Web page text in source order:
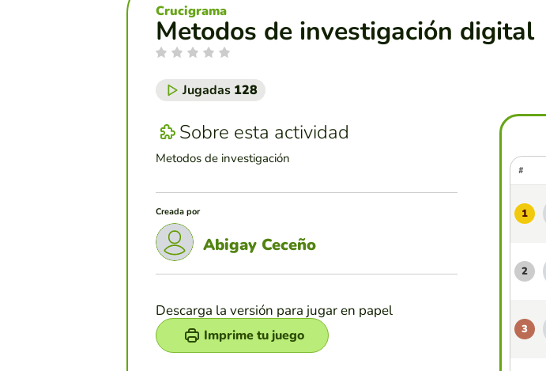
Metodos de investigación digital
Crucigrama
Jugadas 128
Sobre esta actividad
Metodos de investigación
Creada por
Abigay Ceceño
Descarga la versión para jugar en papel
Imprime tu juego
#
1
2
3